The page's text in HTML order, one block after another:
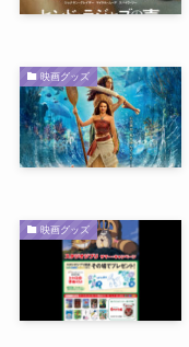
映画グッズ
映画グッズ